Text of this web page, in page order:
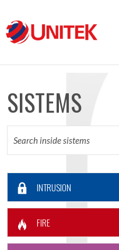
SISTEMS
INTRUSION
FIRE